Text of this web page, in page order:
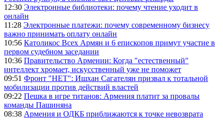
12:30 Электронные библиотеки: почему чтение уходит в
онлайн
11:28 Электронные платежи: почему современному бизнесу
важно принимать оплату онлайн
10:56 Католикос Всех Армян и 6 епископов примут участие в
первом судебном заседании
10:36 Правительство Армении: Когда "естественный"
интеллект хромает, искусственный уже не поможет
09:51 Фронт "НЕТ": Ишхан Сагателян призвал к тотальной
мобилизации против действий властей
09:22 Пешка в игре титанов: Армения платит за провалы
команды Пашиняна
08:38 Армения и ОДКБ приближаются к точке невозврата